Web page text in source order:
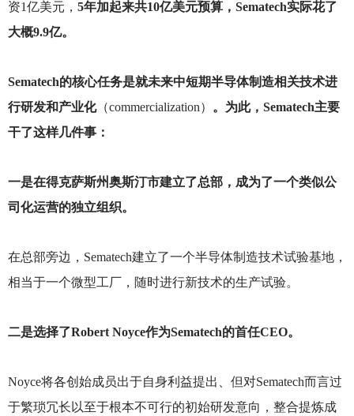
资1亿美元， 5年加起来共10亿美元预算，Sematech实际花了
大概9.9亿。
Sematech的核心任务是就未来中短期半导体制造相关技术进
行研发和产业化（commercialization） 。为此，Sematech主要
干了这样几件事：
一是在得克萨斯州奥斯汀市建立了总部，成为了一个类似公
司化运营的独立组织。
在总部旁边，Sematech建立了一个半导体制造技术试验基地，
相当于一个微型工厂，随时进行新技术的生产试验。
二是选择了Robert Noyce作为Sematech的首任CEO。
Noyce将各创始成员出于自身利益提出、但对Sematech而言过
于繁琐冗长以至于根本不可行的初始研发意向，整合提炼成